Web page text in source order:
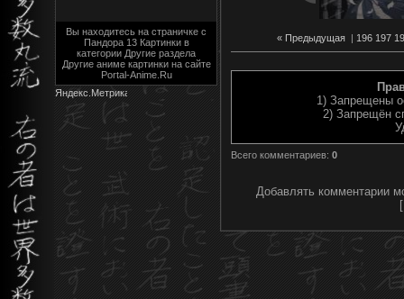
Вы находитесь на страничке с
Пандора 13 Картинки в
категории Другие раздела
Другие аниме картинки на сайте
Portal-Anime.Ru
« Предыдущая 196 197
1) Запрещены
2) Запрещён
Всего комментариев: 0
Добавлять комментарии